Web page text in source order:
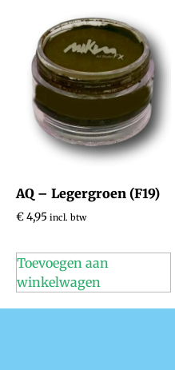
AQ – Legergroen (F19)
€4,95 incl. btw
Toevoegen aan
winkelwagen